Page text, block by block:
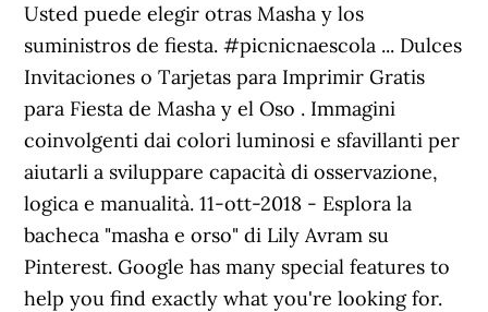
Usted puede elegir otras Masha y los
suministros de fiesta. #picnicnaescola ... Dulces
Invitaciones o Tarjetas para Imprimir Gratis
para Fiesta de Masha y el Oso . Immagini
coinvolgenti dai colori luminosi e sfavillanti per
aiutarli a sviluppare capacità di osservazione,
logica e manualità. 11-ott-2018 - Esplora la
bacheca "masha e orso" di Lily Avram su
Pinterest. Google has many special features to
help you find exactly what you're looking for.